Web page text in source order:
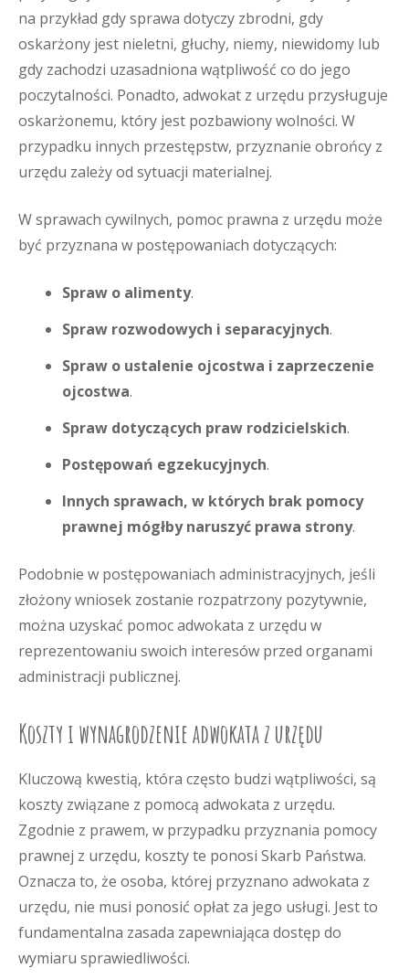
na przykład gdy sprawa dotyczy zbrodni, gdy
oskarżony jest nieletni, głuchy, niemy, niewidomy lub
gdy zachodzi uzasadniona wątpliwość co do jego
poczytalności. Ponadto, adwokat z urzędu przysługuje
oskarżonemu, który jest pozbawiony wolności. W
przypadku innych przestępstw, przyznanie obrońcy z
urzędu zależy od sytuacji materialnej.
W sprawach cywilnych, pomoc prawna z urzędu może
być przyznana w postępowaniach dotyczących:
Spraw o alimenty.
Spraw rozwodowych i separacyjnych.
Spraw o ustalenie ojcostwa i zaprzeczenie
ojcostwa.
Spraw dotyczących praw rodzicielskich.
Postępowań egzekucyjnych.
Innych sprawach, w których brak pomocy
prawnej mógłby naruszyć prawa strony.
Podobnie w postępowaniach administracyjnych, jeśli
złożony wniosek zostanie rozpatrzony pozytywnie,
można uzyskać pomoc adwokata z urzędu w
reprezentowaniu swoich interesów przed organami
administracji publicznej.
Koszty i wynagrodzenie adwokata z urzędu
Kluczową kwestią, która często budzi wątpliwości, są
koszty związane z pomocą adwokata z urzędu.
Zgodnie z prawem, w przypadku przyznania pomocy
prawnej z urzędu, koszty te ponosi Skarb Państwa.
Oznacza to, że osoba, której przyznano adwokata z
urzędu, nie musi ponosić opłat za jego usługi. Jest to
fundamentalna zasada zapewniająca dostęp do
wymiaru sprawiedliwości.